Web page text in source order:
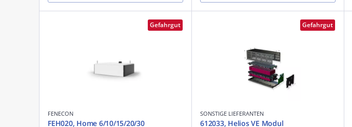
Gefahrgut
FENECON
FEH020, Home 6/10/15/20/30
Gefahrgut
SONSTIGE LIEFERANTEN
612033, Helios VE Modul